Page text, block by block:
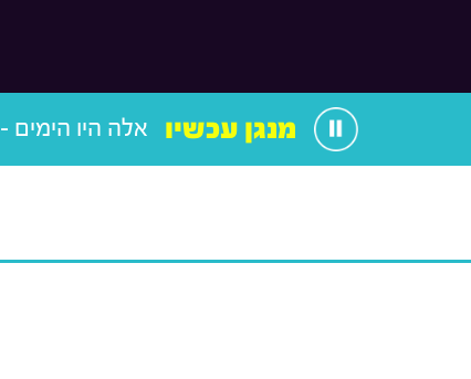
מנגן עכשיו אלה היו הימים - 12.02.22